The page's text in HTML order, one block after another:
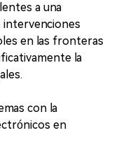
a una
intervenciones
en las fronteras
la
con la
en